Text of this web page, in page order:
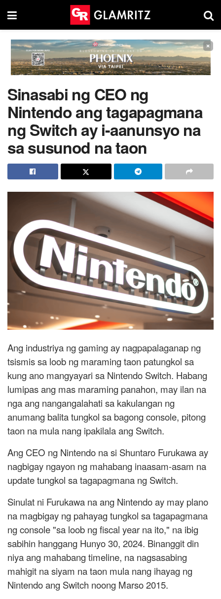
×
Sinasabi ng CEO ng
Nintendo ang tagapagmana
ng Switch ay i-aanunsyo na
sa susunod na taon
Ang industriya ng gaming ay nagpapalaganap ng
tsismis sa loob ng maraming taon patungkol sa
kung ano mangyayari sa Nintendo Switch. Habang
lumipas ang mas maraming panahon, may ilan na
nga ang nangangalahati sa kakulangan ng
anumang balita tungkol sa bagong console, pitong
taon na mula nang ipakilala ang Switch.
Ang CEO ng Nintendo na si Shuntaro Furukawa ay
nagbigay ngayon ng mahabang inaasam-asam na
update tungkol sa tagapagmana ng Switch.
Sinulat ni Furukawa na ang Nintendo ay may plano
na magbigay ng pahayag tungkol sa tagapagmana
ng console "sa loob ng fiscal year na ito," na ibig
sabihin hanggang Hunyo 30, 2024. Binanggit din
niya ang mahabang timeline, na nagsasabing
mahigit na siyam na taon mula nang ihayag ng
Nintendo ang Switch noong Marso 2015.